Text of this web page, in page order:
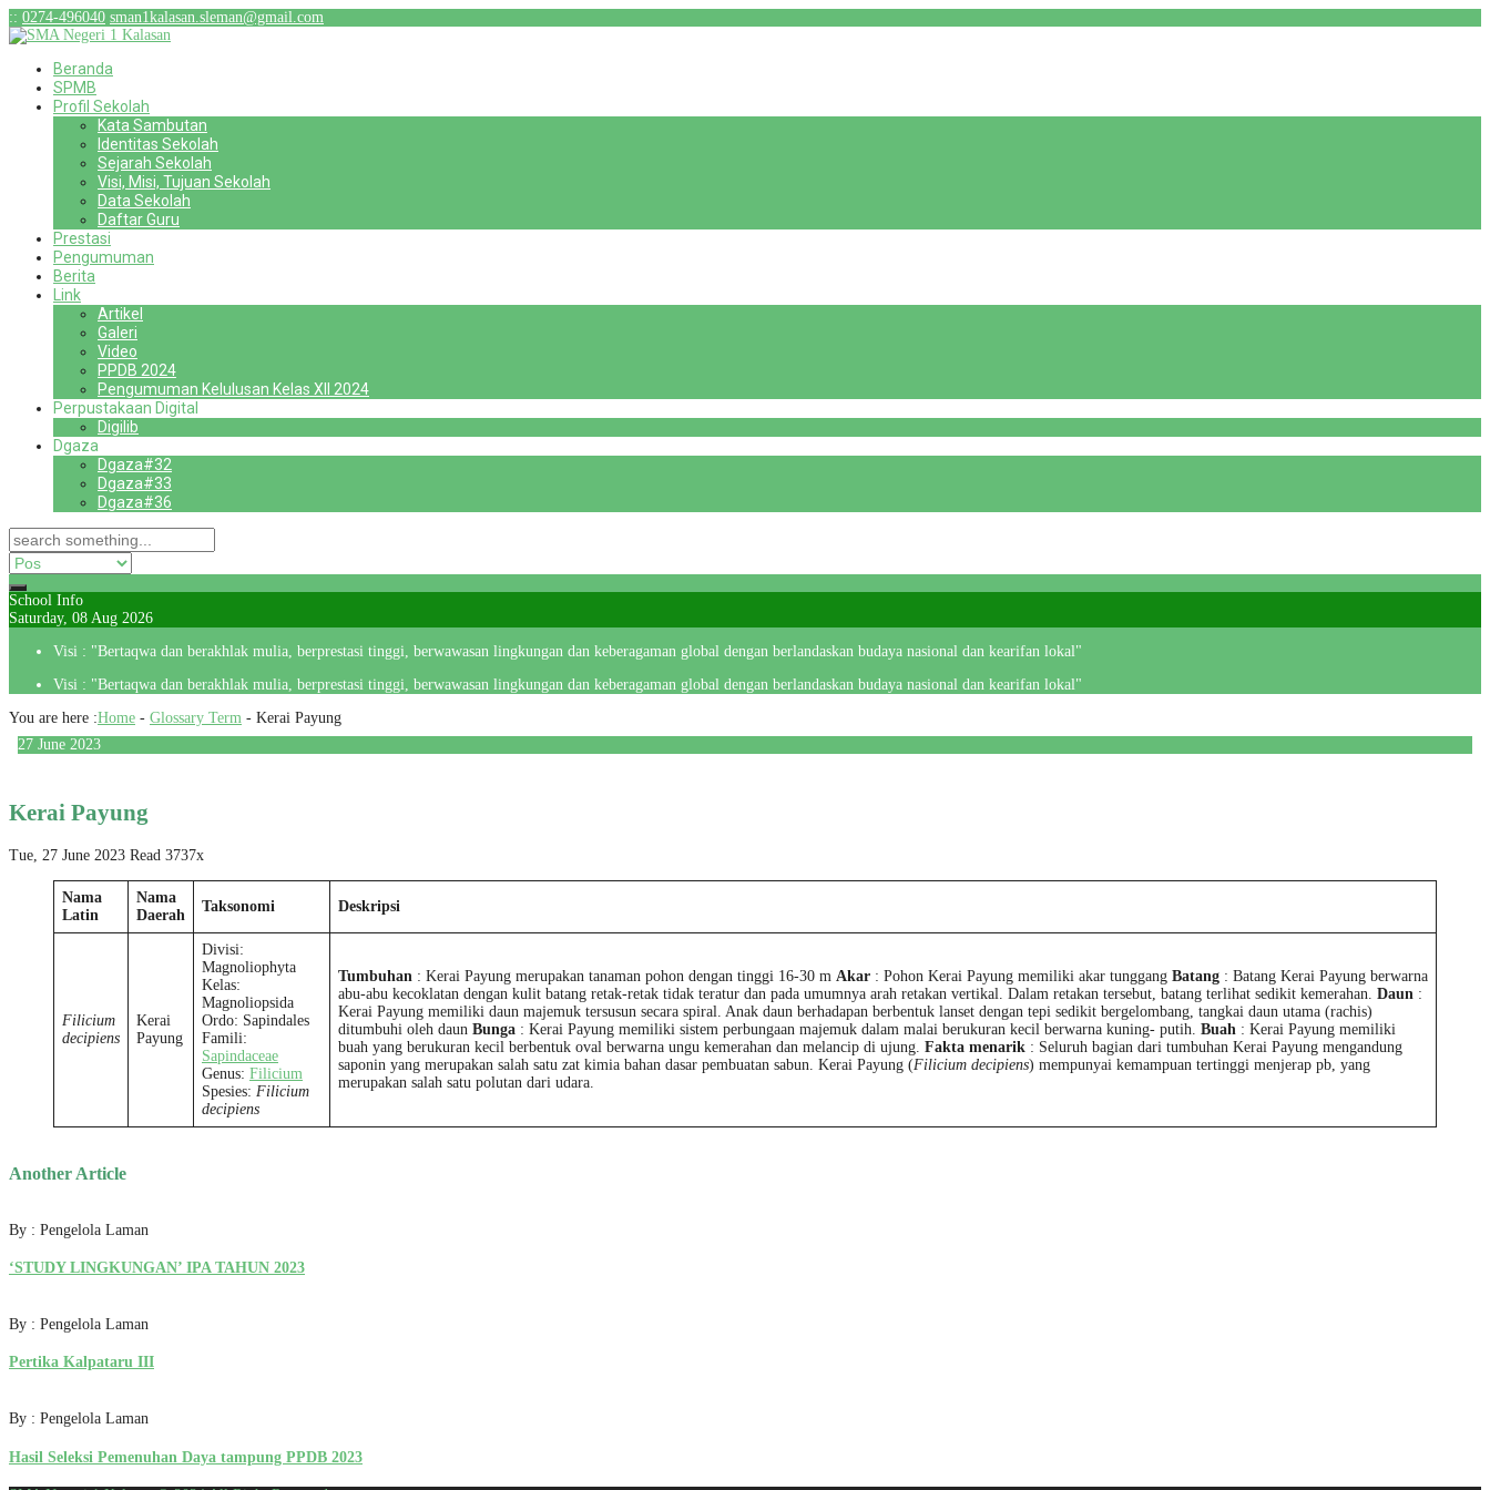
:: 0274-496040 sman1kalasan.sleman@gmail.com
Beranda
SPMB
Profil Sekolah
Kata Sambutan
Identitas Sekolah
Sejarah Sekolah
Visi, Misi, Tujuan Sekolah
Data Sekolah
Daftar Guru
Prestasi
Pengumuman
Berita
Link
Artikel
Galeri
Video
PPDB 2024
Pengumuman Kelulusan Kelas XII 2024
Perpustakaan Digital
Digilib
Dgaza
Dgaza#32
Dgaza#33
Dgaza#36
School Info
Saturday, 08 Aug 2026
Visi : "Bertaqwa dan berakhlak mulia, berprestasi tinggi, berwawasan lingkungan dan keberagaman global dengan berlandaskan budaya nasional dan kearifan lokal"
Visi : "Bertaqwa dan berakhlak mulia, berprestasi tinggi, berwawasan lingkungan dan keberagaman global dengan berlandaskan budaya nasional dan kearifan lokal"
You are here :Home - Glossary Term - Kerai Payung
27 June 2023
Kerai Payung
Tue, 27 June 2023 Read 3737x
Nama
Latin
Nama
Daerah
Taksonomi Deskripsi
Filicium
decipiens
Kerai
Payung
Divisi:
Magnoliophyta
Kelas:
Magnoliopsida
Ordo: Sapindales
Famili:
Sapindaceae
Genus: Filicium
Spesies: Filicium
decipiens
Tumbuhan : Kerai Payung merupakan tanaman pohon dengan tinggi 16-30 m Akar : Pohon Kerai Payung memiliki akar tunggang Batang : Batang Kerai Payung berwarna
abu-abu kecoklatan dengan kulit batang retak-retak tidak teratur dan pada umumnya arah retakan vertikal. Dalam retakan tersebut, batang terlihat sedikit kemerahan. Daun :
Kerai Payung memiliki daun majemuk tersusun secara spiral. Anak daun berhadapan berbentuk lanset dengan tepi sedikit bergelombang, tangkai daun utama (rachis)
ditumbuhi oleh daun Bunga : Kerai Payung memiliki sistem perbungaan majemuk dalam malai berukuran kecil berwarna kuning- putih. Buah : Kerai Payung memiliki
buah yang berukuran kecil berbentuk oval berwarna ungu kemerahan dan melancip di ujung. Fakta menarik : Seluruh bagian dari tumbuhan Kerai Payung mengandung
saponin yang merupakan salah satu zat kimia bahan dasar pembuatan sabun. Kerai Payung (Filicium decipiens) mempunyai kemampuan tertinggi menjerap pb, yang
merupakan salah satu polutan dari udara.
Another Article
By : Pengelola Laman
‘STUDY LINGKUNGAN’ IPA TAHUN 2023
By : Pengelola Laman
Pertika Kalpataru III
By : Pengelola Laman
Hasil Seleksi Pemenuhan Daya tampung PPDB 2023